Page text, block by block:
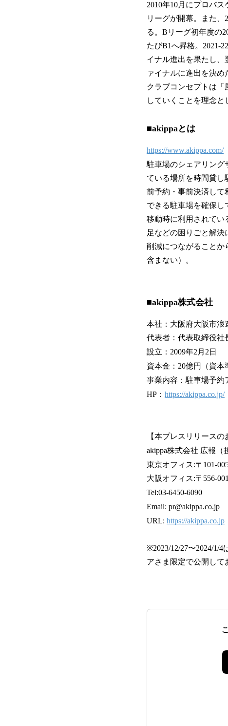
2010年10月にプロバ
リーグが開幕。また
る。Bリーグ初年度の
たびB1へ昇格。2021-
イナル進出を果たし、
ァイナルに進出を決め
クラブコンセプトは
していくことを理念と
■akippaとは
https://www.akippa.com/
駐車場のシェアリング
ている場所を時間貸し
前予約・事前決済して
できる駐車場を確保
移動時に利用されてい
足などの困りごと解
削減につながることか
含まない）。
■akippa株式会社
本社：大阪府大阪市浪
代表者：代表取締役社
設立：2009年2月2日
資本金：20億円（資本
事業内容：駐車場予約
HP： https://akippa.co.jp/
【本プレスリリースの
akippa株式会社 広報（
東京オフィス:〒101-
大阪オフィス:〒556-
Tel:03-6450-6090
Email: pr@akippa.co.jp
URL: https://akippa.co.jp
※2023/12/27〜2024/1/
アさま限定で公開して